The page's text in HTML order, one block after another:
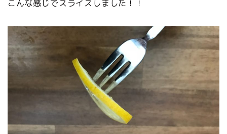
こんな感じでスライスしました！！